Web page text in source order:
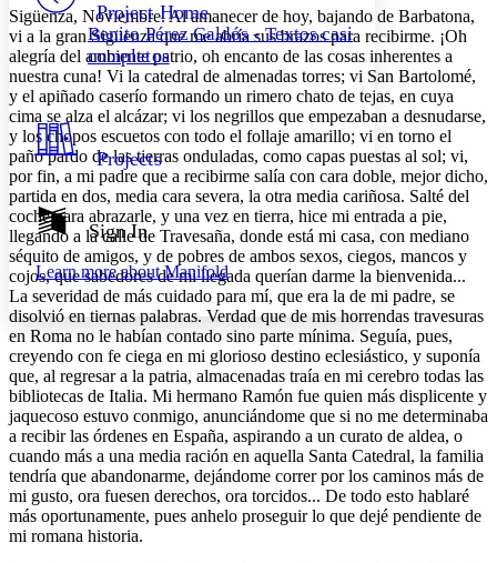
Your highlights
Resources
Show all
Show all Hide all
Decrease font size Increase font size
Color Scheme
Light
Dark
Annotation contrast
abc Low
abc High
Margins
Increase text margins Decrease text margins
Reset to Defaults
Project Home
Benito Pérez Galdós - Textos casi
completos
Projects
Sign In
Learn more aboutManifold
Sigüenza, Noviembre. Al amanecer de hoy, bajando de Barbatona,
vi a la gran Sigüenza que me abría sus brazos para recibirme. ¡Oh
alegría del ambiente patrio, oh encanto de las cosas inherentes a
nuestra cuna! Vi la catedral de almenadas torres; vi San Bartolomé,
y el apiñado caserío formando un rimero chato de tejas, en cuya
cima se alza el alcázar; vi los negrillos que empezaban a desnudarse,
y los chopos escuetos con todo el follaje amarillo; vi en torno el
paño pardo de las tierras onduladas, como capas puestas al sol; vi,
por fin, a mi padre que a recibirme salía con cara doble, mejor dicho,
partida en dos, media cara severa, la otra media cariñosa. Salté del
coche para abrazarle, y una vez en tierra, hice mi entrada a pie,
llegando a la calle de Travesaña, donde está mi casa, con mediano
séquito de amigos, y de pobres de ambos sexos, ciegos, mancos y
cojos, que sabedores de mi llegada querían darme la bienvenida...
La severidad de más cuidado para mí, que era la de mi padre, se
disolvió en tiernas palabras. Verdad que de mis horrendas travesuras
en Roma no le habían contado sino parte mínima. Seguía, pues,
creyendo con fe ciega en mi glorioso destino eclesiástico, y suponía
que, al regresar a la patria, almacenadas traía en mi cerebro todas las
bibliotecas de Italia. Mi hermano Ramón fue quien más displicente y
jaquecoso estuvo conmigo, anunciándome que si no me determinaba
a recibir las órdenes en España, aspirando a un curato de aldea, o
cuando más a una media ración en aquella Santa Catedral, la familia
tendría que abandonarme, dejándome correr por los caminos más de
mi gusto, ora fuesen derechos, ora torcidos... De todo esto hablaré
más oportunamente, pues anhelo proseguir lo que dejé pendiente de
mi romana historia.